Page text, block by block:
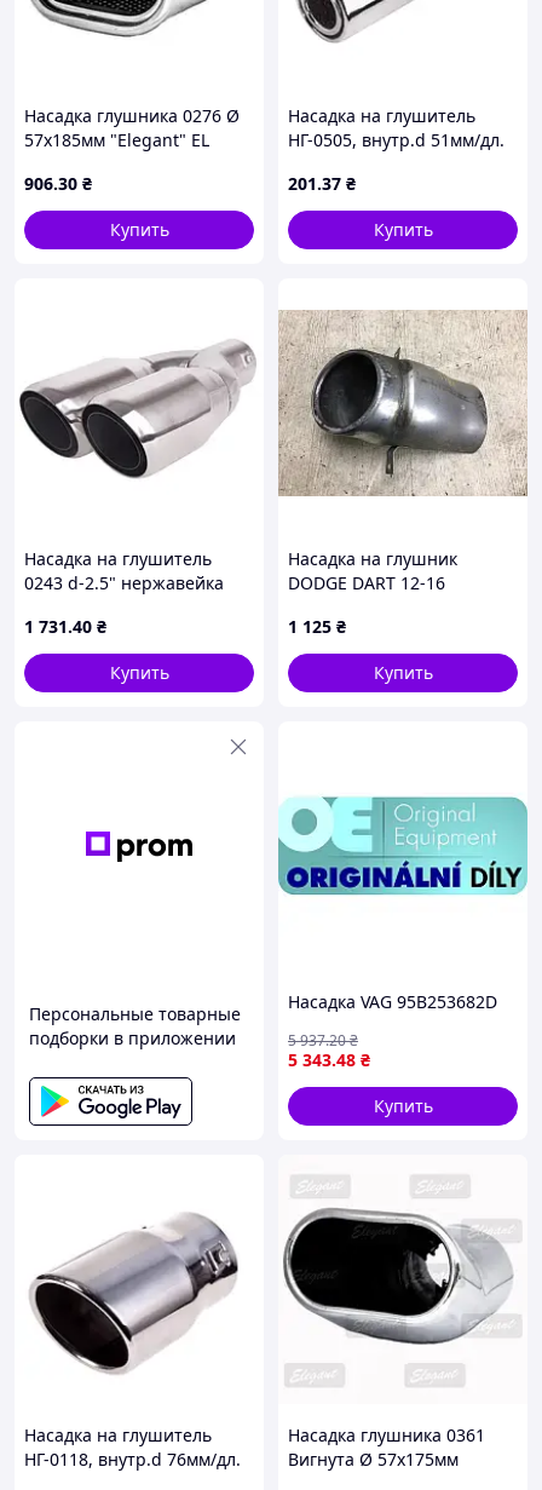
Насадка глушника 0276 Ø
57х185мм "Elegant" EL
906.30 ₴
Купить
Насадка на глушитель
НГ-0505, внутр.d 51мм/дл.
(00000013134)
201.37 ₴
Купить
Насадка на глушитель
0243 d-2.5" нержавейка
1 731.40 ₴
Купить
Насадка на глушник
DODGE DART 12-16
1 125 ₴
Купить
Персональные товарные
подборки в приложении
Насадка VAG 95B253682D
5 343.48 ₴
5 937.20₴
Купить
Насадка на глушитель
НГ-0118, внутр.d 76мм/дл.
Насадка глушника 0361
Вигнута Ø 57х175мм